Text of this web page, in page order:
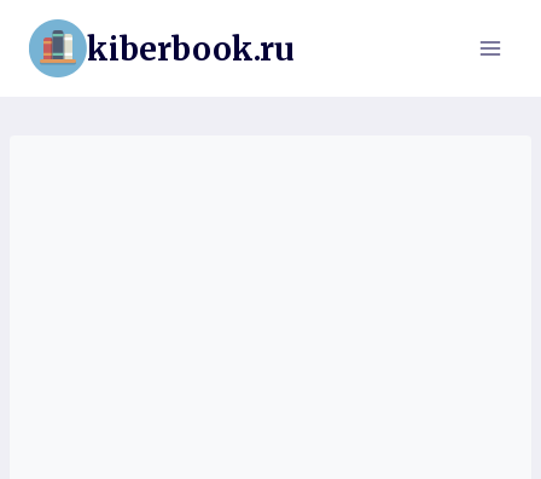
Перейти
содержимому
kiberbook.ru